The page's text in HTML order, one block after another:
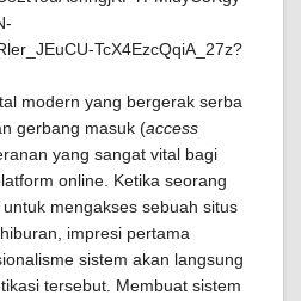
modern yang bergerak serba
gerbang masuk (access
yang sangat vital bagi
online. Ketika seorang
mengakses sebuah situs
impresi pertama
sistem akan langsung
tersebut. Membuat sistem